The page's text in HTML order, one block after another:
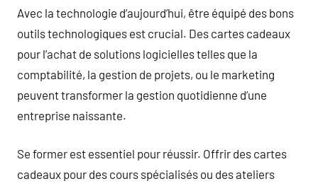
Avec la technologie d’aujourd’hui, être équipé des bons
outils technologiques est crucial. Des cartes cadeaux
pour l’achat de solutions logicielles telles que la
comptabilité, la gestion de projets, ou le marketing
peuvent transformer la gestion quotidienne d’une
entreprise naissante.
Se former est essentiel pour réussir. Offrir des cartes
cadeaux pour des cours spécialisés ou des ateliers